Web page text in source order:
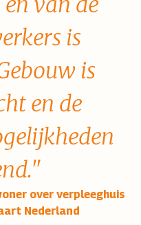
is
is
en de
over verpleeghuis
Nederland